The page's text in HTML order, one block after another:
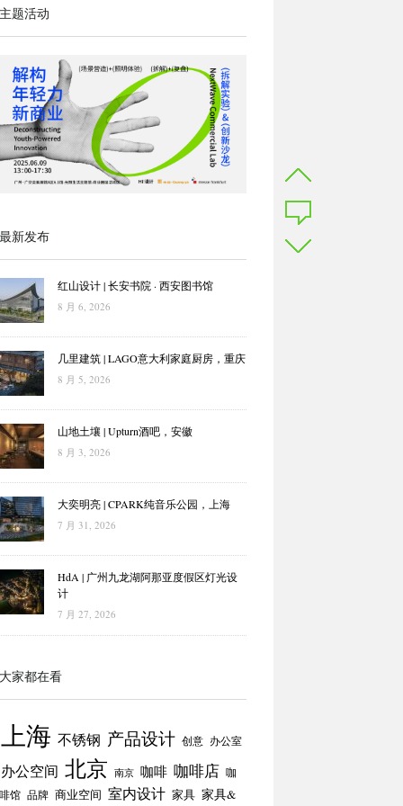
题活动
新发布
红山设计 | 长安书院 · 西安图书馆
8 月 6, 2026
几里建筑 | LAGO意大利家庭厨房，重庆
8 月 5, 2026
山地土壤 | Upturn酒吧，安徽
8 月 3, 2026
大奕明亮 | CPARK纯音乐公园，上海
7 月 31, 2026
HdA | 广州九龙湖阿那亚度假区灯光设
计
7 月 27, 2026
家都在看
上海 不锈钢 产品设计 创意 办公室
办公空间 北京 南京 咖啡 咖啡店 咖
馆 品牌 商业空间 室内设计 家具 家具&